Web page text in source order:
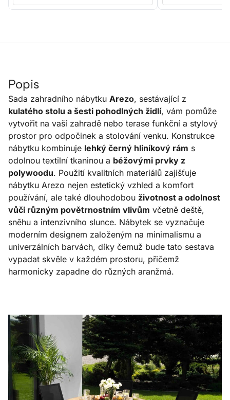
Popis
Sada zahradního nábytku Arezo, sestávající z
kulatého stolu a šesti pohodlných židlí, vám pomůže
vytvořit na vaší zahradě nebo terase funkční a stylový
prostor pro odpočinek a stolování venku. Konstrukce
nábytku kombinuje lehký černý hliníkový rám s
odolnou textilní tkaninou a béžovými prvky z
polywoodu. Použití kvalitních materiálů zajišťuje
nábytku Arezo nejen estetický vzhled a komfort
používání, ale také dlouhodobou životnost a odolnost
vůči různým povětrnostním vlivům včetně deště,
sněhu a intenzivního slunce. Nábytek se vyznačuje
moderním designem založeným na minimalismu a
univerzálních barvách, díky čemuž bude tato sestava
vypadat skvěle v každém prostoru, přičemž
harmonicky zapadne do různých aranžmá.